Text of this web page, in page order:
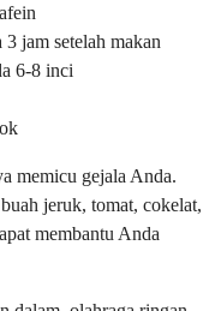
3 jam setelah makan
6-8 inci
memicu gejala Anda.
jeruk, tomat, cokelat,
membantu Anda